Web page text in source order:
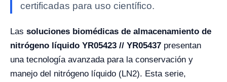
certificadas para uso científico.
Las soluciones biomédicas de almacenamiento de
nitrógeno líquido YR05423 // YR05437 presentan
una tecnología avanzada para la conservación y
manejo del nitrógeno líquido (LN2). Esta serie,